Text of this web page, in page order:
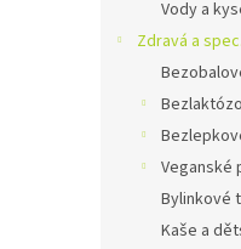
Vody a
Zdravá a
Veganské
Bylinkové
Kaše a